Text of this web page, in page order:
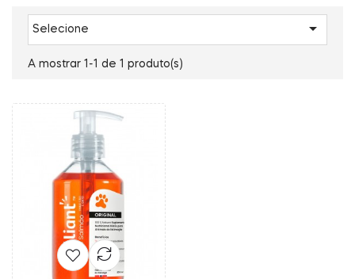
Selecione 
A mostrar 1-1 de 1 produto(s)